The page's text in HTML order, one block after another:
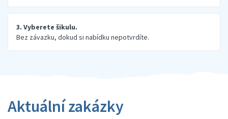
3. Vyberete šikulu.
Bez závazku, dokud si nabídku nepotvrdíte.
Aktuální zakázky